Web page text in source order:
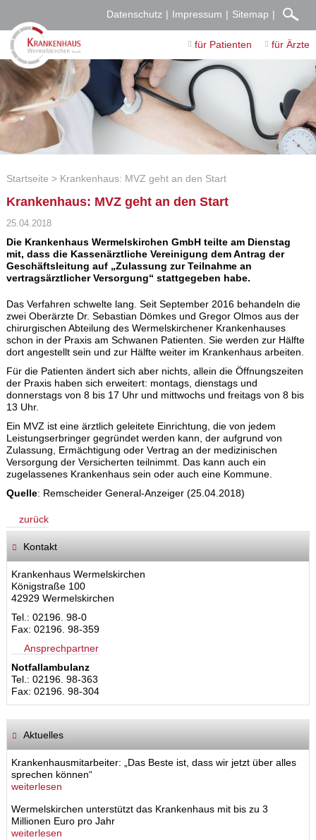
Datenschutz Impressum Sitemap
für Patienten für Ärzte
Startseite Krankenhaus: MVZ geht an den Start
Krankenhaus: MVZ geht an den Start
25.04.2018
Die Krankenhaus Wermelskirchen GmbH teilte am Dienstag
mit, dass die Kassenärztliche Vereinigung dem Antrag der
Geschäftsleitung auf „Zulassung zur Teilnahme an
vertragsärztlicher Versorgung“ stattgegeben habe.
Das Verfahren schwelte lang. Seit September 2016 behandeln die
zwei Oberärzte Dr. Sebastian Dömkes und Gregor Olmos aus der
chirurgischen Abteilung des Wermelskirchener Krankenhauses
schon in der Praxis am Schwanen Patienten. Sie werden zur Hälfte
dort angestellt sein und zur Hälfte weiter im Krankenhaus arbeiten.
Für die Patienten ändert sich aber nichts, allein die Öffnungszeiten
der Praxis haben sich erweitert: montags, dienstags und
donnerstags von 8 bis 17 Uhr und mittwochs und freitags von 8 bis
13 Uhr.
Ein MVZ ist eine ärztlich geleitete Einrichtung, die von jedem
Leistungserbringer gegründet werden kann, der aufgrund von
Zulassung, Ermächtigung oder Vertrag an der medizinischen
Versorgung der Versicherten teilnimmt. Das kann auch ein
zugelassenes Krankenhaus sein oder auch eine Kommune.
Quelle: Remscheider General-Anzeiger (25.04.2018)
zurück
Kontakt
Krankenhaus Wermelskirchen
Königstraße 100
42929 Wermelskirchen
Tel.: 02196. 98-0
Fax: 02196. 98-359
Ansprechpartner
Notfallambulanz
Tel.: 02196. 98-363
Fax: 02196. 98-304
Aktuelles
Krankenhausmitarbeiter: „Das Beste ist, dass wir jetzt über alles
sprechen können“
weiterlesen
Wermelskirchen unterstützt das Krankenhaus mit bis zu 3
Millionen Euro pro Jahr
weiterlesen